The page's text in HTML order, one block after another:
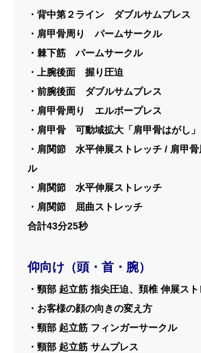
・背中第２ライン ダブルサムプレス
・肩甲骨周り パームサークル
・棘下筋 パームサークル
・上腕後面 握り圧迫
・前腕後面 ダブルサムプレス
・肩甲骨周り エルボープレス
・肩甲骨 可動域拡大「肩甲骨はがし」
・肩関節 水平伸展ストレッチ / 肩甲
ル
・肩関節 水平伸展ストレッチ
・肩関節 屈曲ストレッチ
合計43分25秒
仰向け（頭・首・腕）
・頸部 起立筋 指尖圧迫、頚椎 伸展ス
・お客様の顔の向きの変え方
・頸部 起立筋 フィンガーサークル
・頸部 起立筋 サムプレス